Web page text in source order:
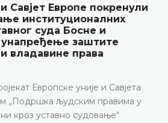
Савјет Европе покренули
институционалних
суда Босне и
заштите
владавине права
Европске уније и Савјета
„Подршка људским правима у
кроз уставно судовање“